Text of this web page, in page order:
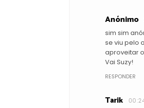
Anónimo
sim sim
se viu pelo
aproveitar
Vai Suzy!
RESPONDER
Tarik